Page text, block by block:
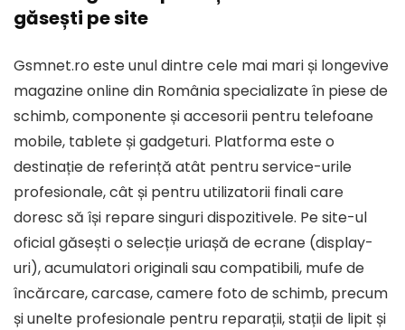
găsești pe site
Gsmnet.ro este unul dintre cele mai mari și longevive
magazine online din România specializate în piese de
schimb, componente și accesorii pentru telefoane
mobile, tablete și gadgeturi. Platforma este o
destinație de referință atât pentru service-urile
profesionale, cât și pentru utilizatorii finali care
doresc să își repare singuri dispozitivele. Pe site-ul
oficial găsești o selecție uriașă deecrane (display-
uri), acumulatori originali sau compatibili, mufe de
încărcare, carcase, camere foto de schimb, precum
și unelte profesionale pentru reparații, stații de lipit și